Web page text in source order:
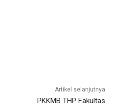
Artikel selanjutnya
PKKMB THP Fakultas